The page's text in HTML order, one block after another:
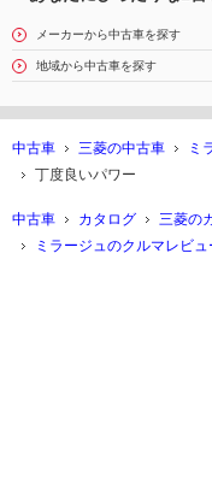
メーカーから中古車を探す
地域から中古車を探す
中古車 三菱の中古車 ミ
丁度良いパワー
中古車 カタログ 三菱の
ミラージュのクルマレビュ